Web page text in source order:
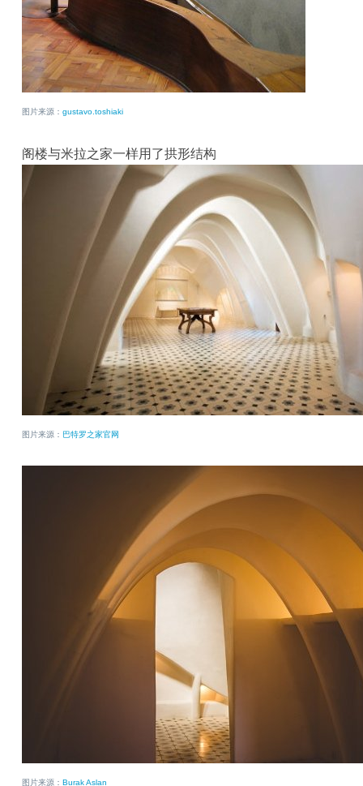
图片来源： gustavo.toshiaki
阁楼与米拉之家一样用了拱形结构
图片来源： 巴特罗之家官网
图片来源： Burak Aslan